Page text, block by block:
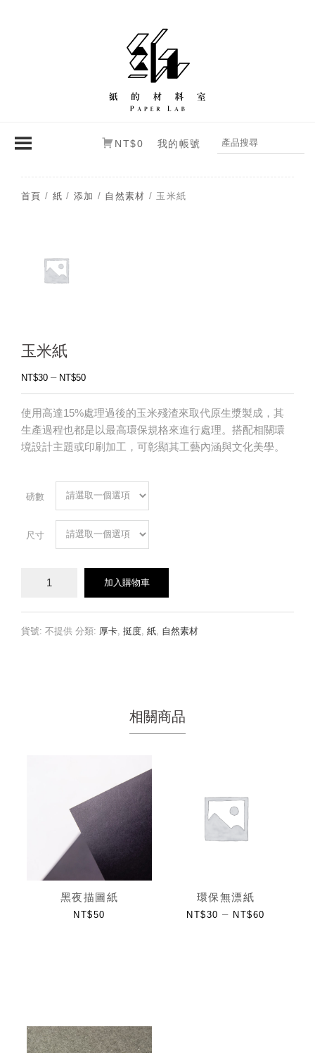
NT$0 我的帳號
首頁 / 紙 / 添加 / 自然素材 / 玉米紙
玉米紙
NT$30 – NT$50
使用高達15%處理過後的玉米殘渣來取代原生漿製成，其
生產過程也都是以最高環保規格來進行處理。搭配相關環
境設計主題或印刷加工，可彰顯其工藝內涵與文化美學。
磅數
尺寸
數
加入購物車
貨號: 不提供 分類: 厚卡 挺度 紙 自然素材
相關商品
黑夜描圖紙
NT$50
環保無漂紙
NT$30 – NT$60